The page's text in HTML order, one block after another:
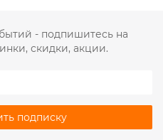
- подпишитесь на
скидки, акции.
подписку